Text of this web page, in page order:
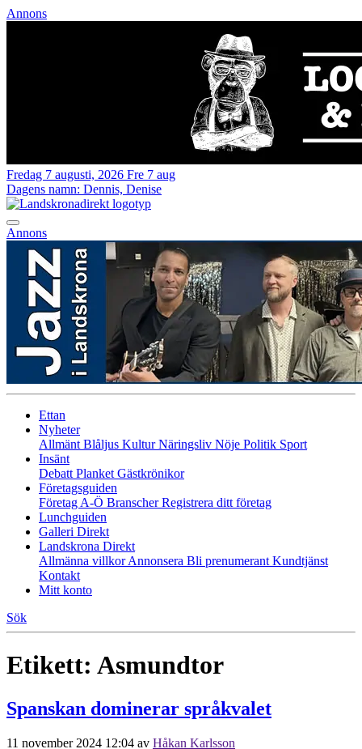
Annons
Fredag 7 augusti, 2026 Fre 7 aug
Dagens namn: Dennis, Denise
Annons
Ettan
Nyheter
Allmänt Blåljus KulturNäringsliv Nöje Politik Sport
Insänt
Debatt Planket Gästkrönikor
Företagsguiden
Företag A-Ö BranscherRegistrera ditt företag
Lunchguiden
Galleri Direkt
Landskrona Direkt
Allmänna villkorAnnonsera Bli prenumerant Kundtjänst
Kontakt
Mitt konto
Sök
Etikett: Asmundtor
Spanskan dominerar språkvalet
11 november 2024 12:04 av Håkan Karlsson